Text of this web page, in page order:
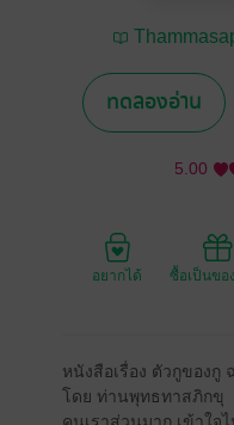
ทดลองอ่าน
5.00
อยากได้ ซื้อเป็นขอ
หนังสือเรื่อง ตัวกูของ
โดย ท่านพุทธทาสภิกขุ